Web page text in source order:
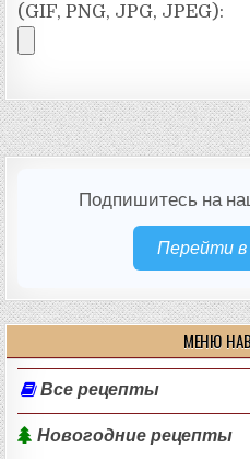
(GIF, PNG, JPG, JPEG):
Подпишитесь на
Перейти
МЕНЮ
Все рецепты
Новогодние рецепты